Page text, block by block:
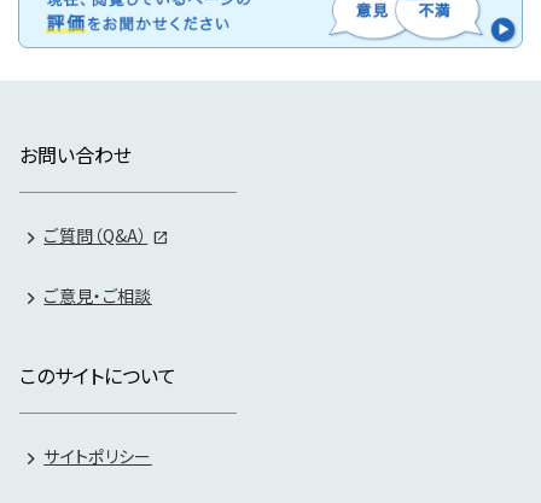
お問い合わせ
ご質問（Q&A）
ご意見・ご相談
このサイトについて
サイトポリシー